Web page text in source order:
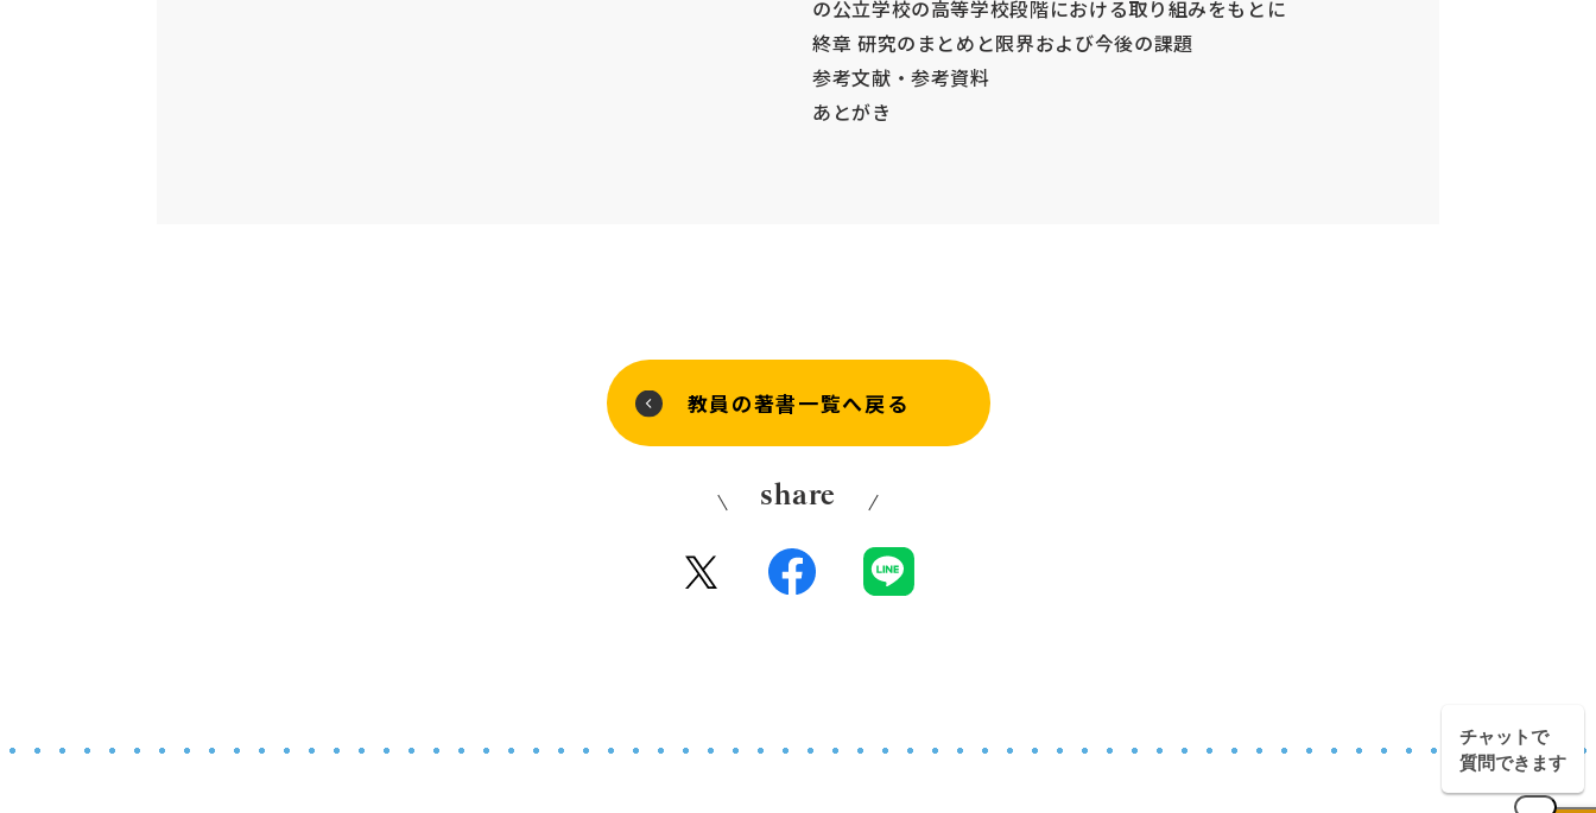
の公立学校の高等学校段階における取り組みをもとに
終章 研究のまとめと限界および今後の課題
参考文献・参考資料
あとがき
教員の著書一覧へ戻る
share
チャットで
質問できます